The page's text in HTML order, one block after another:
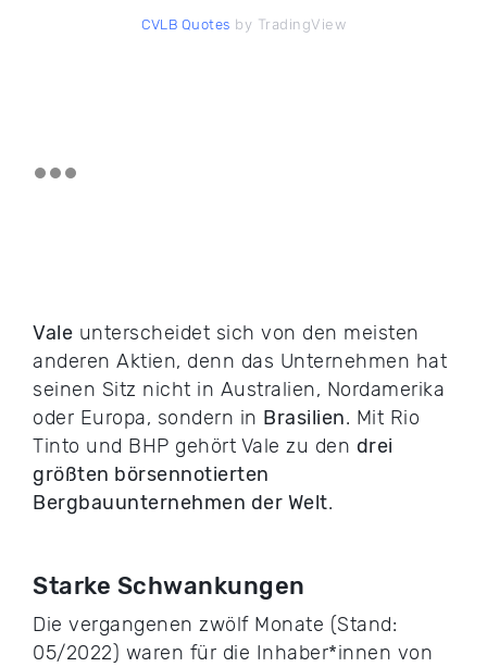
CVLB Quotes by TradingView
Vale unterscheidet sich von den meisten
anderen Aktien, denn das Unternehmen hat
seinen Sitz nicht in Australien, Nordamerika
oder Europa, sondern in Brasilien. Mit Rio
Tinto und BHP gehört Vale zu den drei
größten börsennotierten
Bergbauunternehmen der Welt.
Starke Schwankungen
Die vergangenen zwölf Monate (Stand:
05/2022) waren für die Inhaber*innen von